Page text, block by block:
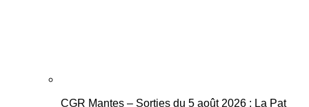
CGR Mantes – Sorties du 5 août 2026 : La Pat